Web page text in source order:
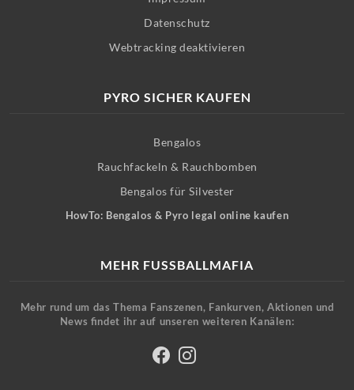
Datenschutz
Webtracking deaktivieren
PYRO SICHER KAUFEN
Bengalos
Rauchfackeln & Rauchbomben
Bengalos für Silvester
HowTo: Bengalos & Pyro legal online kaufen
MEHR FUSSBALLMAFIA
Mehr rund um das Thema Fanszenen, Fankurven, Aktionen und
News findet ihr auf unseren weiteren Kanälen: